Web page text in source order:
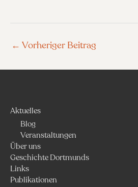
← Vorheriger Beitrag
Aktuelles
Blog
Veranstaltungen
Über uns
Geschichte Dortmunds
Links
Publikationen